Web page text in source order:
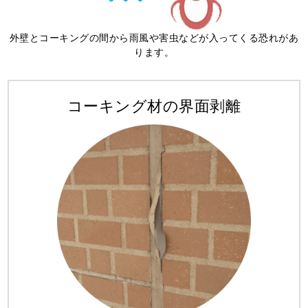
外壁とコーキングの間から雨風や害虫などが入ってくる恐れがあ
ります。
コーキング材の界面剥離